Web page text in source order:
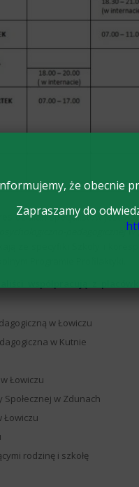
działań specjalistów jestRoz
pedagogicznej
ze specyfiki Szkoły i
Programie Profilaktyki.
współpracują z
w Łowiczu
w Kutnie
Łowiczu
w Zdunach
Łowiczu
rodzinę i szkołę
że obecnie
Zapraszamy do